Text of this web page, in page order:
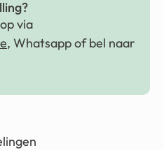
via
, Whatsapp of bel naar